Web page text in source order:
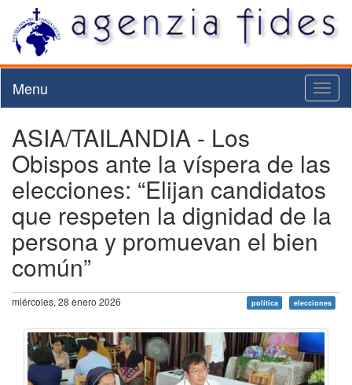
Menu
ASIA/TAILANDIA - Los
Obispos ante la víspera de las
elecciones: “Elijan candidatos
que respeten la dignidad de la
persona y promuevan el bien
común”
miércoles, 28 enero 2026 política elecciones